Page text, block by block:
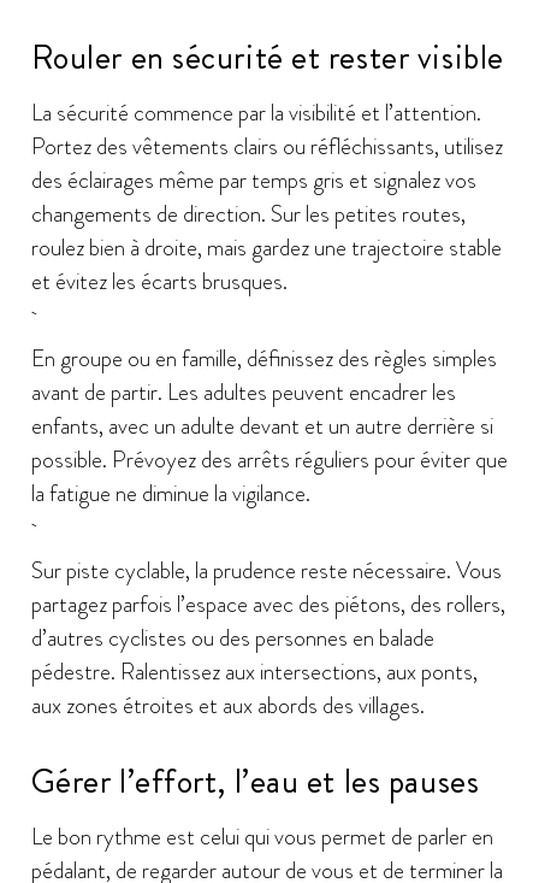
Rouler en sécurité et rester visible
La sécurité commence par la visibilité et l’attention.
Portez des vêtements clairs ou réfléchissants, utilisez
des éclairages même par temps gris et signalez vos
changements de direction. Sur les petites routes,
roulez bien à droite, mais gardez une trajectoire stable
et évitez les écarts brusques.
En groupe ou en famille, définissez des règles simples
avant de partir. Les adultes peuvent encadrer les
enfants, avec un adulte devant et un autre derrière si
possible. Prévoyez des arrêts réguliers pour éviter que
la fatigue ne diminue la vigilance.
Sur piste cyclable, la prudence reste nécessaire. Vous
partagez parfois l’espace avec des piétons, des rollers,
d’autres cyclistes ou des personnes en balade
pédestre. Ralentissez aux intersections, aux ponts,
aux zones étroites et aux abords des villages.
Gérer l’effort, l’eau et les pauses
Le bon rythme est celui qui vous permet de parler en
pédalant, de regarder autour de vous et de terminer la